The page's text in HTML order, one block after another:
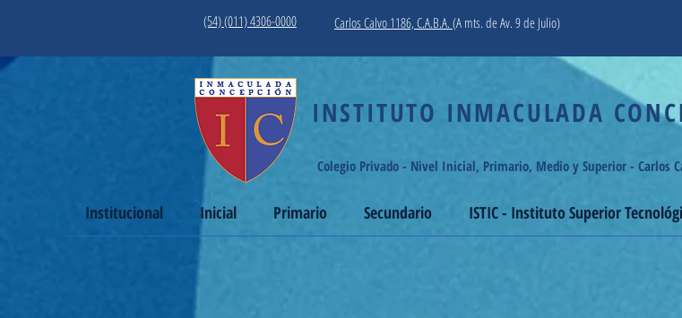
(54) (011) 4306-0000 Carlos Calvo 1186, C.A.B.A. (A mts. de Av. 9 de Julio)
INSTITUTO INMACULADA
Colegio Privado - Nivel Inicial, Primario, Medio y Superior - Carlos
Institucional Inicial Primario Secundario ISTIC - Instituto Superior